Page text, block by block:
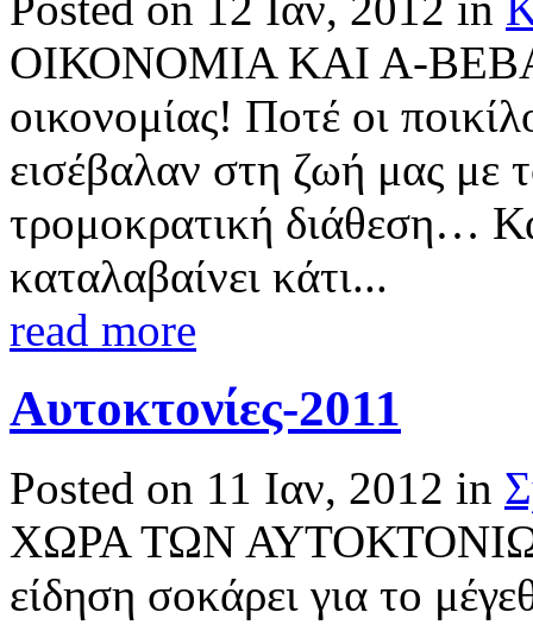
ΟΙΚΟΝΟΜΙΑ ΚΑΙ Α-
οικονομίας! Ποτέ οι
εισέβαλαν στη ζωή μας με
τρομοκρατική διάθεση…
καταλαβαίνει κάτι...
read more
Αυτοκτονίες-2011
Posted on 11 Ιαν, 2012 in
ΧΩΡΑ ΤΩΝ
είδηση σοκάρει για το